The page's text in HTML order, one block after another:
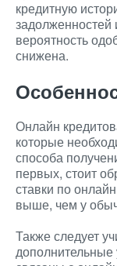
кредитную
вероятность
снижена.
Онлайн
которые
способа
первых, стоит
ставки по
выше, чем у
Также следует
дополнительные